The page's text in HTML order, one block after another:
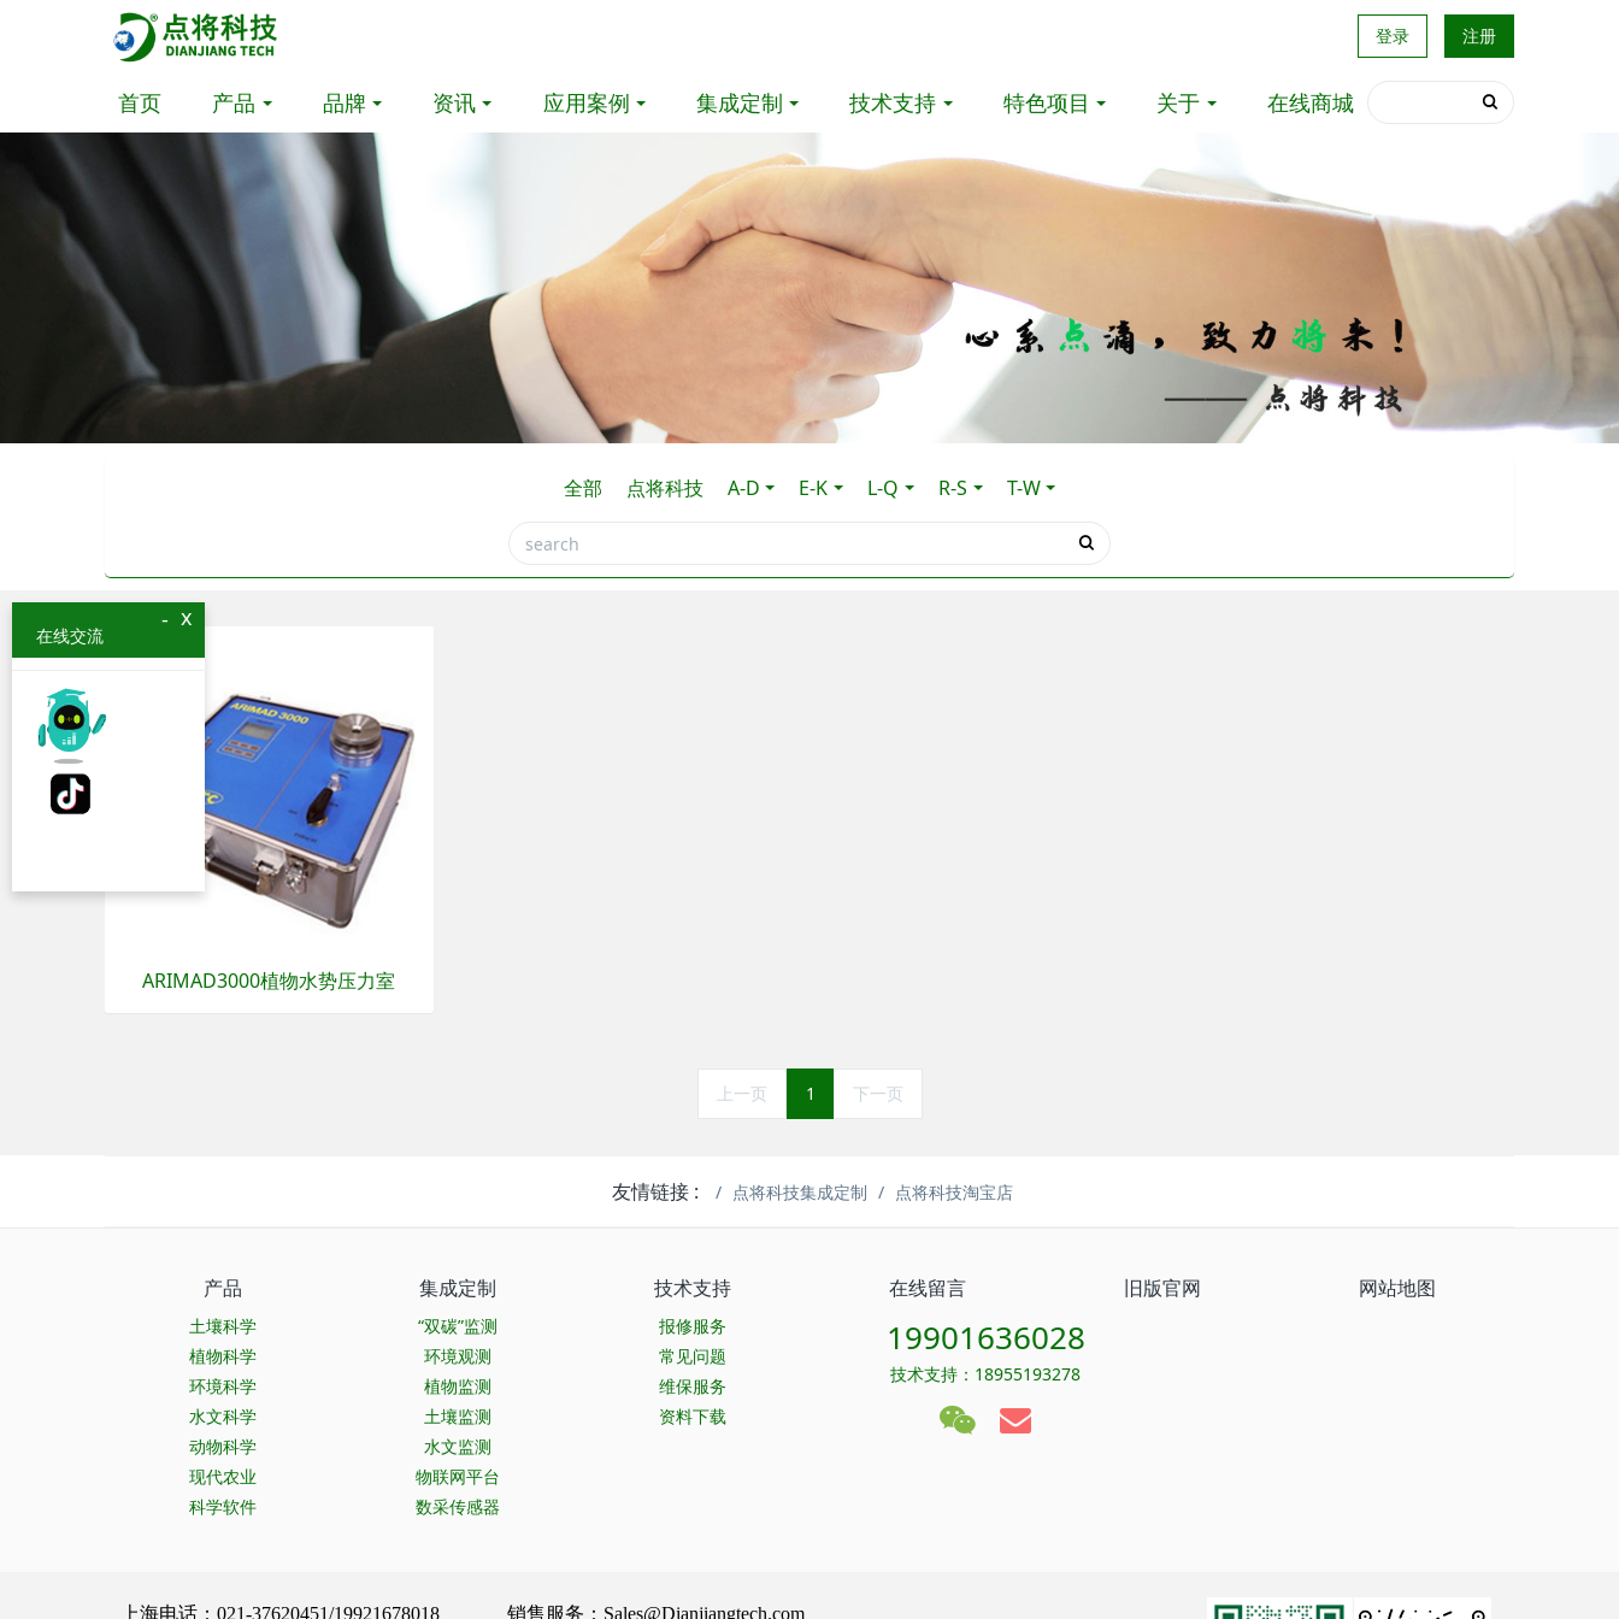
登录 注册
首页 产品 品牌 资讯 应用案例 集成定制 技术支持 特色项目 关于 在线商城
全部 点将科技 A-D E-K L-Q R-S T-W
ARIMAD3000植物水势压力室
上一页 1 下一页
友情链接 : 点将科技集成定制 点将科技淘宝店
产品
土壤科学
植物科学
环境科学
水文科学
动物科学
现代农业
科学软件
集成定制
“双碳”监测
环境观测
植物监测
土壤监测
水文监测
物联网平台
数采传感器
技术支持
报修服务
常见问题
维保服务
资料下载
在线留言 旧版官网 网站地图
19901636028
技术支持：18955193278
上海电话：021-37620451/19921678018 销售服务：Sales@Dianjiangtech.com
x
-
在线交流